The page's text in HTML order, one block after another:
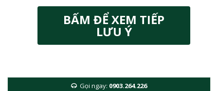
BẤM ĐỂ XEM TIẾP
LƯU Ý
Gọi ngay: 0903.264.226